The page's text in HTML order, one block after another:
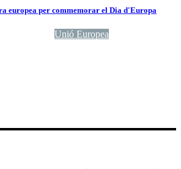
europea per commemorar el Dia d'Europa
Unió Europea